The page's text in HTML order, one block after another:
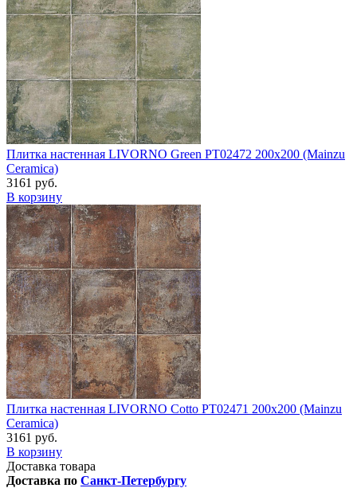
Плитка настенная LIVORNO Green PT02472 200x200 (Mainzu
Ceramica)
3161 руб.
В корзину
Плитка настенная LIVORNO Cotto PT02471 200x200 (Mainzu
Ceramica)
3161 руб.
В корзину
Доставка товара
Доставка по Санкт-Петербургу